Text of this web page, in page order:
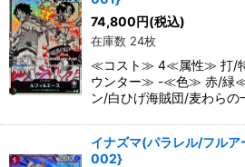
74,800円(税込)
在庫数 24枚
≪コスト≫ 4≪属性≫ 打/
ウンター≫ -≪色≫ 赤/緑≪
ン/白ひげ海賊団/麦わら
イナズマ(パラレル/フル
002}